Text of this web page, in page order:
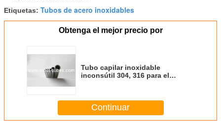
Etiquetas: Tubos de acero inoxidables
Obtenga el mejor precio por
Tubo capilar inoxidable
inconsútil 304, 316 para el
Continuar